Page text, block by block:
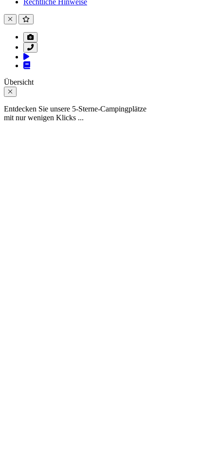
Rechtliche Hinweise
Übersicht
Entdecken Sie unsere 5-Sterne-Campingplätze
mit nur wenigen Klicks ...